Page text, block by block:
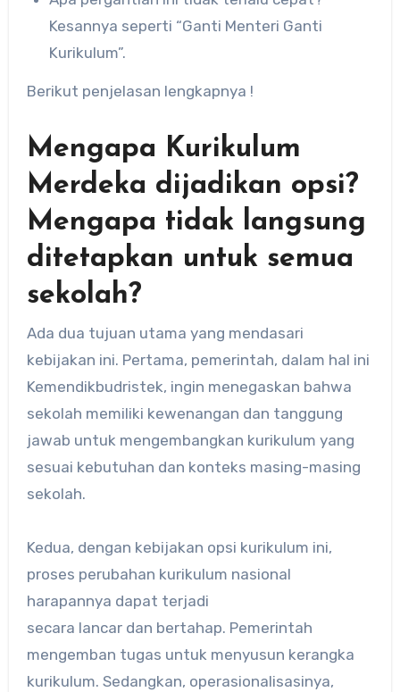
Kesannya seperti “Ganti Menteri Ganti
Kurikulum”.
Berikut penjelasan lengkapnya !
Mengapa Kurikulum
Merdeka dijadikan opsi?
Mengapa tidak langsung
ditetapkan untuk semua
sekolah?
Ada dua tujuan utama yang mendasari
kebijakan ini. Pertama, pemerintah, dalam hal ini
Kemendikbudristek, ingin menegaskan bahwa
sekolah memiliki kewenangan dan tanggung
jawab untuk mengembangkan kurikulum yang
sesuai kebutuhan dan konteks masing-masing
sekolah.
Kedua, dengan kebijakan opsi kurikulum ini,
proses perubahan kurikulum nasional
harapannya dapat terjadi
secara lancar dan bertahap. Pemerintah
mengemban tugas untuk menyusun kerangka
kurikulum. Sedangkan, operasionalisasinya,